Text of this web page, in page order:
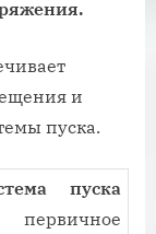
и
пуска.
пуска
первичное